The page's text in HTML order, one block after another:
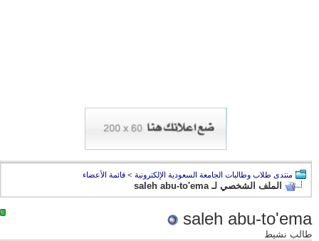
منتدى طلاب وطالبات الجامعة السعودية الإلكترونية > قائمة الأعضاء
الملف الشخصي لـ saleh abu-to'ema
saleh abu-to'ema
طالب نشيط